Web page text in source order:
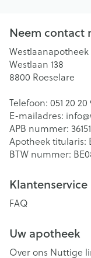
Neem contact
Westlaanapotheek
Westlaan 138
8800 Roeselare
Telefoon: 051 20 20
E-mailadres: info@
APB nummer:
Apotheek titularis:
BTW nummer:
Klantenservice
FAQ
Uw apotheek
Over ons Nuttige